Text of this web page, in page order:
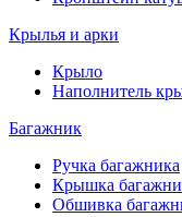
Крылья и арки
Крыло
Наполнитель
Багажник
Ручка багажника
Крышка
Обшивка